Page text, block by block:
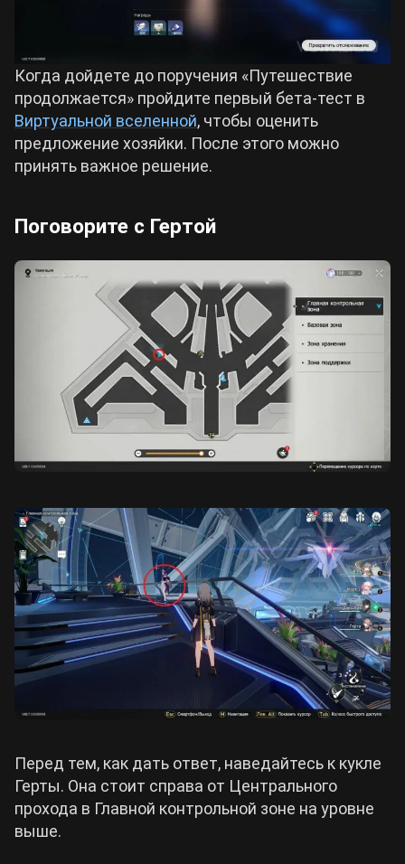
Когда дойдете до поручения «Путешествие
продолжается» пройдите первый бета-тест в
Виртуальной вселенной, чтобы оценить
предложение хозяйки. После этого можно
принять важное решение.
Поговорите с Гертой
Перед тем, как дать ответ, наведайтесь к кукле
Герты. Она стоит справа от Центрального
прохода в Главной контрольной зоне на уровне
выше.